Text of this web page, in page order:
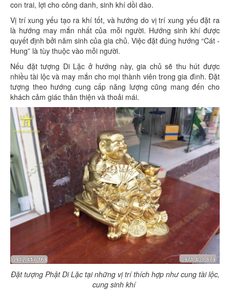
con trai, lợi cho công danh, sinh khí dồi dào.
Vị trí xung yếu tạo ra khí tốt, và hướng do vị trí xung yếu đặt ra
là hướng may mắn nhất của mỗi người. Hướng sinh khí được
quyết định bởi năm sinh của gia chủ. Việc đặt đúng hướng “Cát -
Hung” là tùy thuộc vào mỗi người.
Nếu đặt tượng Di Lặc ở hướng này, gia chủ sẽ thu hút được
nhiều tài lộc và may mắn cho mọi thành viên trong gia đình. Đặt
tượng theo hướng cung cấp năng lượng cũng mang đến cho
khách cảm giác thân thiện và thoải mái.
Đặt tượng Phật Di Lặc tại những vị trí thích hợp như cung tài lộc,
cung sinh khí